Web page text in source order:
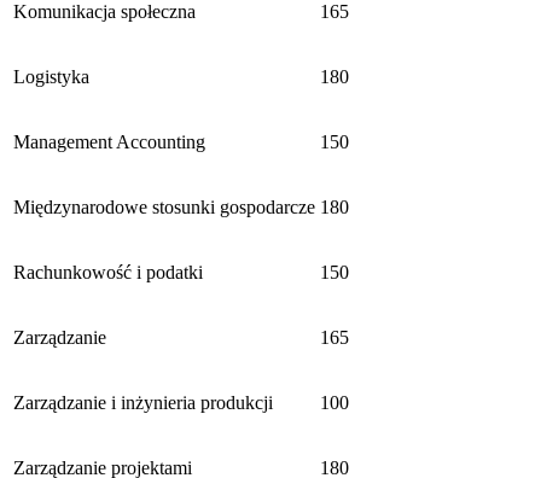
Komunikacja społeczna 165
Logistyka 180
Management Accounting 150
Międzynarodowe stosunki gospodarcze 180
Rachunkowość i podatki 150
Zarządzanie 165
Zarządzanie i inżynieria produkcji 100
Zarządzanie projektami 180